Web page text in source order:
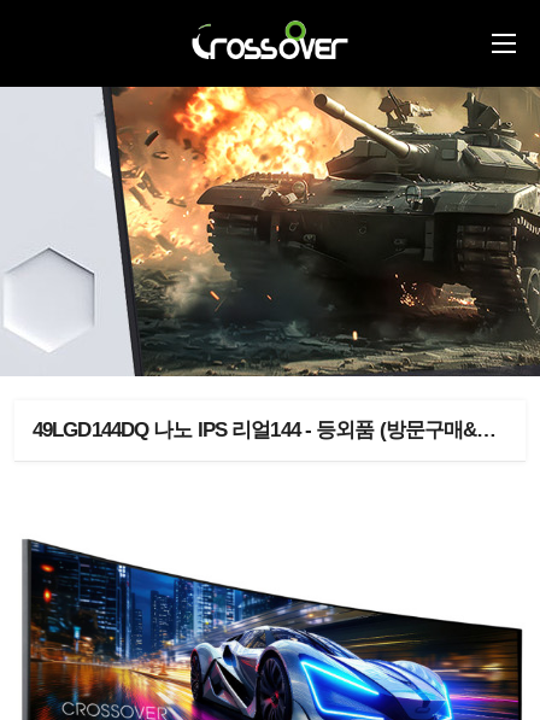
49LGD144DQ 나노 IPS 리얼144 - 등외품 (방문구매&직배송)- 소량 입고 > 등외품